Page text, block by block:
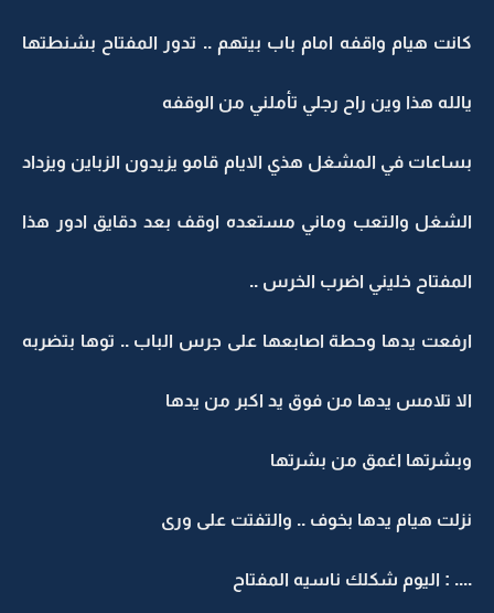
كانت هيام واقفه امام باب بيتهم .. تدور المفتاح بشنطتها
يالله هذا وين راح رجلي تأملني من الوقفه
بساعات في المشغل هذي الايام قامو يزيدون الزباين ويزداد
الشغل والتعب وماني مستعده اوقف بعد دقايق ادور هذا
المفتاح خليني اضرب الخرس ..
ارفعت يدها وحطة اصابعها على جرس الباب .. توها بتضربه
الا تلامس يدها من فوق يد اكبر من يدها
وبشرتها اغمق من بشرتها
نزلت هيام يدها بخوف .. والتفتت على ورى
.... : اليوم شكلك ناسيه المفتاح